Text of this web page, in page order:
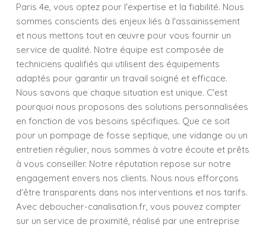
Paris 4e, vous optez pour l'expertise et la fiabilité. Nous
sommes conscients des enjeux liés à l'assainissement
et nous mettons tout en œuvre pour vous fournir un
service de qualité. Notre équipe est composée de
techniciens qualifiés qui utilisent des équipements
adaptés pour garantir un travail soigné et efficace.
Nous savons que chaque situation est unique. C'est
pourquoi nous proposons des solutions personnalisées
en fonction de vos besoins spécifiques. Que ce soit
pour un pompage de fosse septique, une vidange ou un
entretien régulier, nous sommes à votre écoute et prêts
à vous conseiller. Notre réputation repose sur notre
engagement envers nos clients. Nous nous efforçons
d'être transparents dans nos interventions et nos tarifs.
Avec deboucher-canalisation.fr, vous pouvez compter
sur un service de proximité, réalisé par une entreprise